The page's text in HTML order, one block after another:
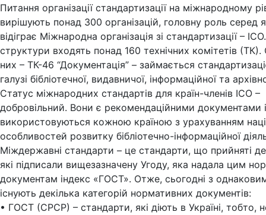
Питання організації стандартизації на міжнародному
вирішують понад 300 організацій, головну роль серед
відіграє Міжнародна організація зі стандартизації –
структури входять понад 160 технічних комітетів
них – ТК-46 “Документація” – займається
галузі бібліотечної, видавничої, інформаційної та
Статус міжнародних стандартів для країн-членів ІСО –
добровільний. Вони є рекомендаційними документами і
використовуються кожною країною з урахуванням
особливостей розвитку бібліотечно-інформаційної
Міждержавні стандарти – це стандарти, що прийняті
які підписали вищезазначену Угоду, яка надала цим
документам індекс «ГОСТ». Отже, сьогодні з
існують декілька категорій нормативних документів:
• ГОСТ (СРСР) – стандарти, які діють в Україні, тобто,